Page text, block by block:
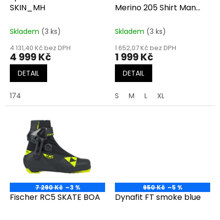
uSKIN_MH
Skladem (3 ks)
4 131,40 Kč bez DPH
4 999 Kč
DETAIL
174
Merino 205 Shirt Man
Skladem (3 ks)
1 652,07 Kč bez DPH
1 999 Kč
DETAIL
S M L XL
7 290 Kč –3 %
Fischer RC5 SKATE BOA
950 Kč –5 %
Dynafit FT smoke blue